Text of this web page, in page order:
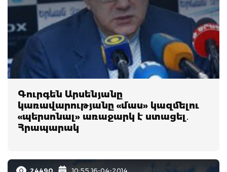
Գուրգեն Արսենյանը
կառավարությանը «մաս» կազմելու
«պերսոնալ» առաջարկ է ստացել․
Հրապարակ
24490 10:55 16-04-2014